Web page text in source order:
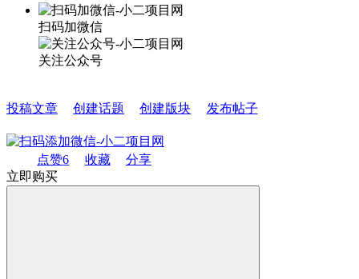
扫码加微信
关注公众号
投稿文章 创建话题 创建版块 发布帖子
点赞6 收藏
分享
立即购买